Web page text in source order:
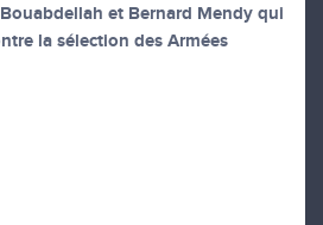
et Bernard Mendy qui
la sélection des Armées